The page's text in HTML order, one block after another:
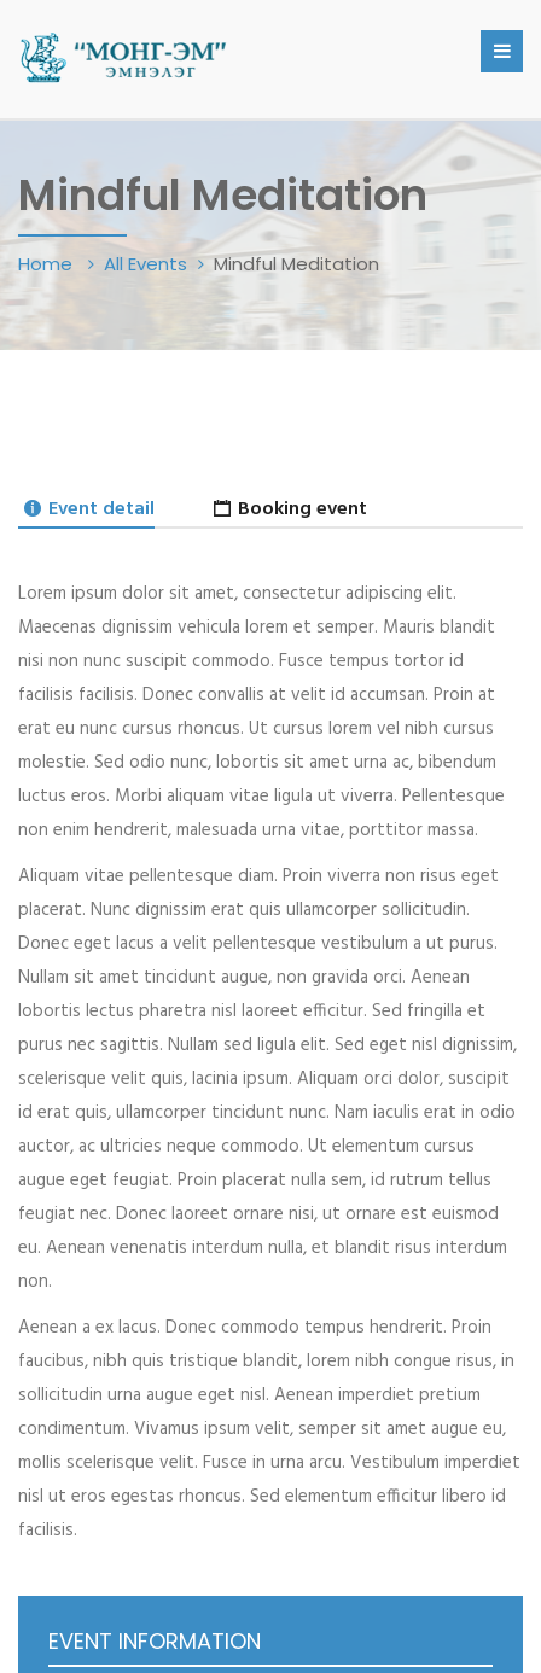
Mindful Meditation
Home All Events Mindful Meditation
Event detail Booking event
Lorem ipsum dolor sit amet, consectetur adipiscing elit.
Maecenas dignissim vehicula lorem et semper. Mauris blandit
nisi non nunc suscipit commodo. Fusce tempus tortor id
facilisis facilisis. Donec convallis at velit id accumsan. Proin at
erat eu nunc cursus rhoncus. Ut cursus lorem vel nibh cursus
molestie. Sed odio nunc, lobortis sit amet urna ac, bibendum
luctus eros. Morbi aliquam vitae ligula ut viverra. Pellentesque
non enim hendrerit, malesuada urna vitae, porttitor massa.
Aliquam vitae pellentesque diam. Proin viverra non risus eget
placerat. Nunc dignissim erat quis ullamcorper sollicitudin.
Donec eget lacus a velit pellentesque vestibulum a ut purus.
Nullam sit amet tincidunt augue, non gravida orci. Aenean
lobortis lectus pharetra nisl laoreet efficitur. Sed fringilla et
purus nec sagittis. Nullam sed ligula elit. Sed eget nisl dignissim,
scelerisque velit quis, lacinia ipsum. Aliquam orci dolor, suscipit
id erat quis, ullamcorper tincidunt nunc. Nam iaculis erat in odio
auctor, ac ultricies neque commodo. Ut elementum cursus
augue eget feugiat. Proin placerat nulla sem, id rutrum tellus
feugiat nec. Donec laoreet ornare nisi, ut ornare est euismod
eu. Aenean venenatis interdum nulla, et blandit risus interdum
non.
Aenean a ex lacus. Donec commodo tempus hendrerit. Proin
faucibus, nibh quis tristique blandit, lorem nibh congue risus, in
sollicitudin urna augue eget nisl. Aenean imperdiet pretium
condimentum. Vivamus ipsum velit, semper sit amet augue eu,
mollis scelerisque velit. Fusce in urna arcu. Vestibulum imperdiet
nisl ut eros egestas rhoncus. Sed elementum efficitur libero id
facilisis.
Event expired, so you can't book ticket
First name*
Last name*
Your phone
Date of birth
Gender*
Address*
Reason for appointment*
EVENT INFORMATION